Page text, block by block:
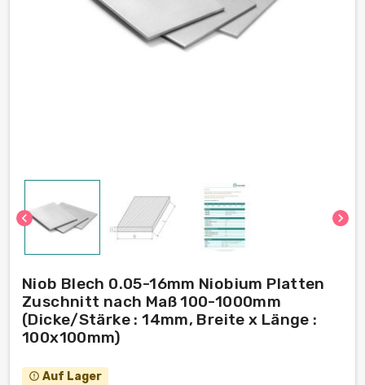
chevron_left chevron_right
Niob Blech 0.05-16mm Niobium Platten
Zuschnitt nach Maß 100-1000mm
(Dicke/Stärke : 14mm, Breite x Länge :
100x100mm)
error_outline Auf Lager